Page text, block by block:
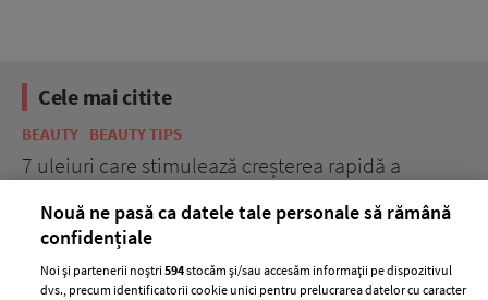
Cele mai citite
BEAUTY BEAUTY TIPS
7 uleiuri care stimulează creșterea rapidă a
Nouă ne pasă ca datele tale personale să rămână
confidențiale
Noi și partenerii noștri594stocăm și/sau accesăm informații pe dispozitivul
dvs., precum identificatorii cookie unici pentru prelucrarea datelor cu caracter